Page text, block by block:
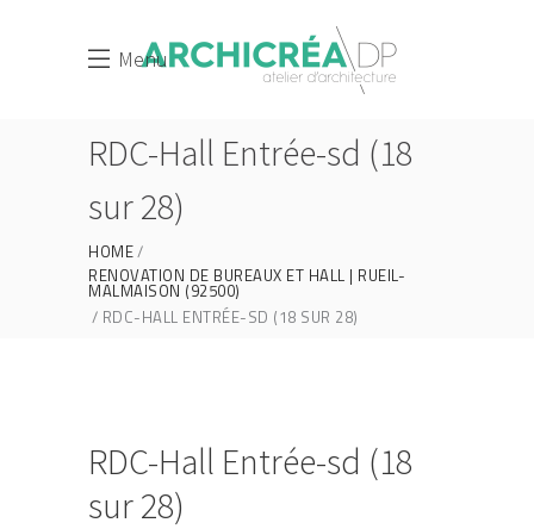
Menu
RDC-Hall Entrée-sd (18
sur 28)
HOME
RENOVATION DE BUREAUX ET HALL | RUEIL-
MALMAISON (92500)
RDC-HALL ENTRÉE-SD (18 SUR 28)
RDC-Hall Entrée-sd (18
sur 28)